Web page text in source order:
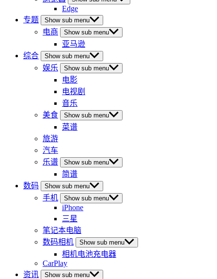
Edge
专题
Show sub menu
电商 Show sub menu
亚马逊
综合
Show sub menu
娱乐 Show sub menu
电影
电视剧
音乐
美食
Show sub menu
菜谱
旅游
汽车
乐谱
Show sub menu
简谱
数码
Show sub menu
手机 Show sub menu
iPhone
三星
笔记本电脑
数码相机
Show sub menu
相机电池充电器
CarPlay
资讯
Show sub menu